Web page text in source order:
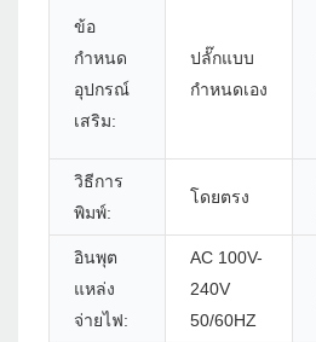
ข้อ
กำหนด
อุปกรณ์
เสริม:
ปลั๊กแบบ
กำหนดเอง
วิธีการ
พิมพ์:
โดยตรง
อินพุต
แหล่ง
จ่ายไฟ:
AC 100V-
240V
50/60HZ